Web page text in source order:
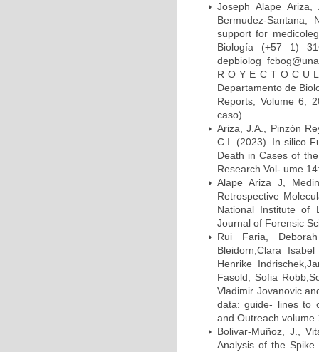
Joseph Alape
Bermudez-
support for
Biología (+57 1)
R O Y E C T O C U
Departamento de
Reports, Volume 6,
caso)
Ariza, J.A., Pinzón
C.I. (2023). In silico
Death in Cases of
Research Vol- ume
Alape Ariza J,
Retrospective
National Institute of
Journal of Forensic
Rui Faria,
Bleidorn,Clara
Henrike
Fasold, Sofia
Vladimir Jovanovic
data: guide- lines to
and Outreach volume
Bolivar-Muñoz, J.,
Analysis of the Spike